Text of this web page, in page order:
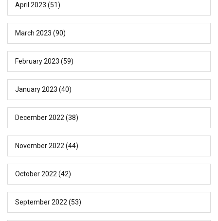
April 2023 (51)
March 2023 (90)
February 2023 (59)
January 2023 (40)
December 2022 (38)
November 2022 (44)
October 2022 (42)
September 2022 (53)